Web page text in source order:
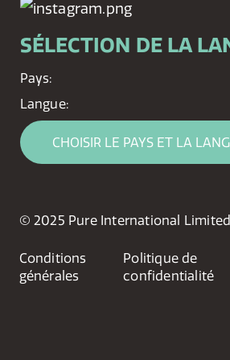
SÉLECTION DE LA
Pays:
Langue:
CHOISIR LE PAYS ET LA
© 2025 Pure International Limited
Conditions
générales
Politique de
confidentialité